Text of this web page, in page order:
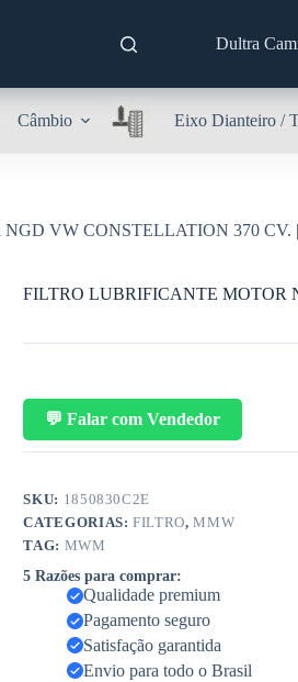
Dultra
Câmbio Eixo Dianteiro /
VW CONSTELLATION 370 CV.
FILTRO LUBRIFICANTE MOTOR
💬 Falar com Vendedor
SKU: 1850830C2E
CATEGORIAS:FILTRO,MMW
TAG: MWM
5 Razões para comprar:
Qualidade premium
Pagamento seguro
Satisfação garantida
Envio para todo o Brasil